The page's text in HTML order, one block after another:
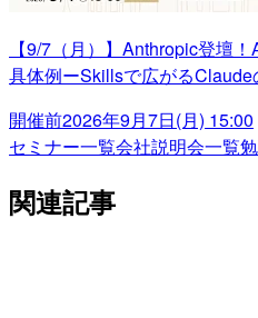
【9/7（月）】Anthropic登壇
具体例ーSkillsで広がるClaude
開催前2026年9月7日(月) 15:00
セミナー一覧会社説明会一覧
関連記事